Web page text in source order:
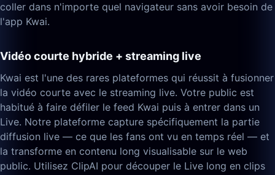
coller dans n'importe quel navigateur sans avoir besoin de
l'app Kwai.
Vidéo courte hybride + streaming live
Kwai est l'une des rares plateformes qui réussit à fusionner
la vidéo courte avec le streaming live. Votre public est
habitué à faire défiler le feed Kwai puis à entrer dans un
Live. Notre plateforme capture spécifiquement la partie
diffusion live — ce que les fans ont vu en temps réel — et
la transforme en contenu long visualisable sur le web
public. Utilisez ClipAI pour découper le Live long en clips